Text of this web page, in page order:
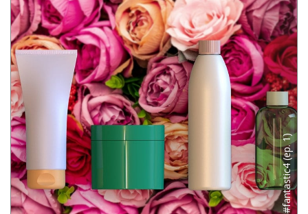
#fantastic4 (ep. 1)